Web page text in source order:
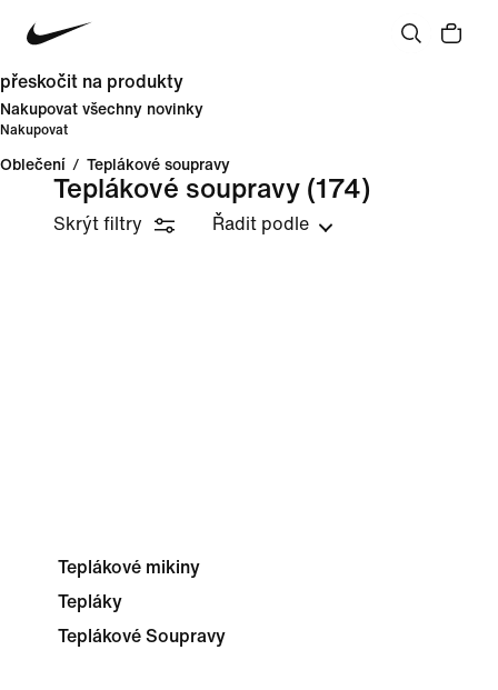
přeskočit na produkty
Nakupovat všechny novinky
Nakupovat
Oblečení / Teplákové soupravy
Teplákové soupravy (174)
Skrýt filtry Řadit podle
Teplákové mikiny
Tepláky
Teplákové Soupravy